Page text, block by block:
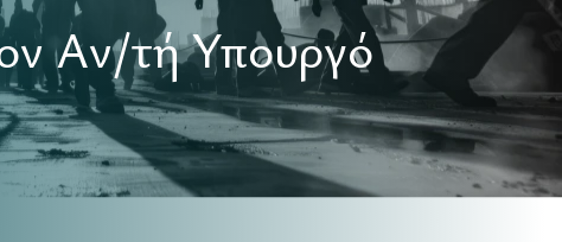
Αν/τή Υπουργό